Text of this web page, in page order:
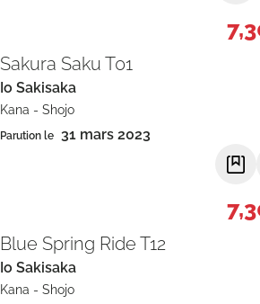
Sakura Saku T01
Io Sakisaka
Kana - Shojo
Parution le 31 mars 2023
Blue Spring Ride T12
Io Sakisaka
Kana - Shojo